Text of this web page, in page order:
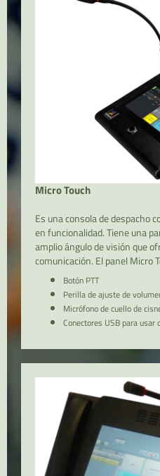
Micro Touch
Es una consola de despacho
en funcionalidad. Tiene una
amplio ángulo de visión que
comunicación. El panel Micro
Botón PTT
Perilla de ajuste de
Micrófono de cuello de
Conectores USB para